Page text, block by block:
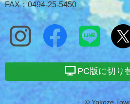
FAX：0494-25-5450
PC版に切り
© Yokoze